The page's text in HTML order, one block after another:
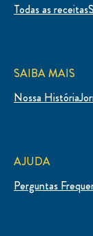
Todas as receitas
SAIBA MAIS
Nossa História
AJUDA
Perguntas